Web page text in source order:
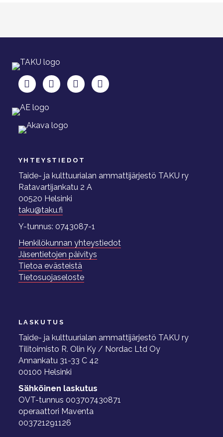
TAKU Facebookissa
TAKU Twitterissä
TAKU Instagramissa
TAKU LinkedInissä
YHTEYSTIEDOT
Taide- ja kulttuurialan ammattijärjestö TAKU ry
Ratavartijankatu 2 A
00520 Helsinki
taku@taku.fi
Y-tunnus: 0743087-1
Henkilökunnan yhteystiedot
Jäsentietojen päivitys
Tietoa evästeistä
Tietosuojaseloste
LASKUTUS
Taide- ja kulttuurialan ammattijärjestö TAKU ry
Tilitoimisto R. Olin Ky / Nordac Ltd Oy
Annankatu 31-33 C 42
00100 Helsinki
Sähköinen laskutus
OVT-tunnus 003707430871
operaattori Maventa
003721291126